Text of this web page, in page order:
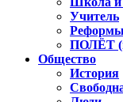
Учитель
Реформы
ПОЛЁТ
Общество
История